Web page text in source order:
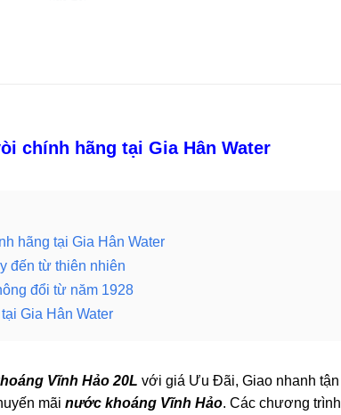
chính hãng tại Gia Hân Water
hãng tại Gia Hân Water
đến từ thiên nhiên
đổi từ năm 1928
Gia Hân Water
Vĩnh Hảo 20L với giá Ưu Đãi, Giao nhanh
mãi nước khoáng Vĩnh Hảo. Các chương